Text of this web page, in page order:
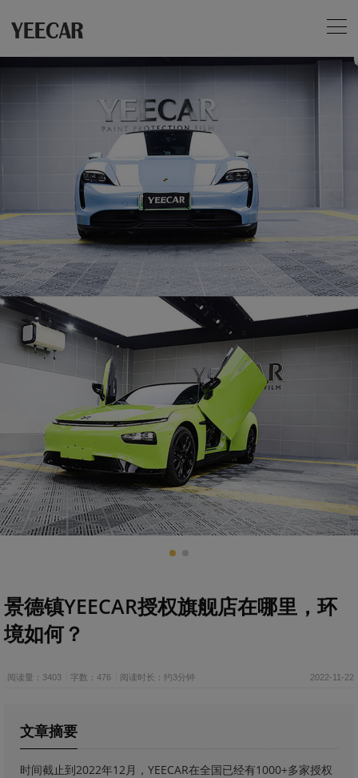
景德镇YEECAR授权旗舰店在哪里，环
境如何？
阅读量：3403 字数：476 阅读时长：约3分钟 2022-11-22
文章摘要
时间截止到2022年12月，YEECAR在全国已经有1000+多家授权